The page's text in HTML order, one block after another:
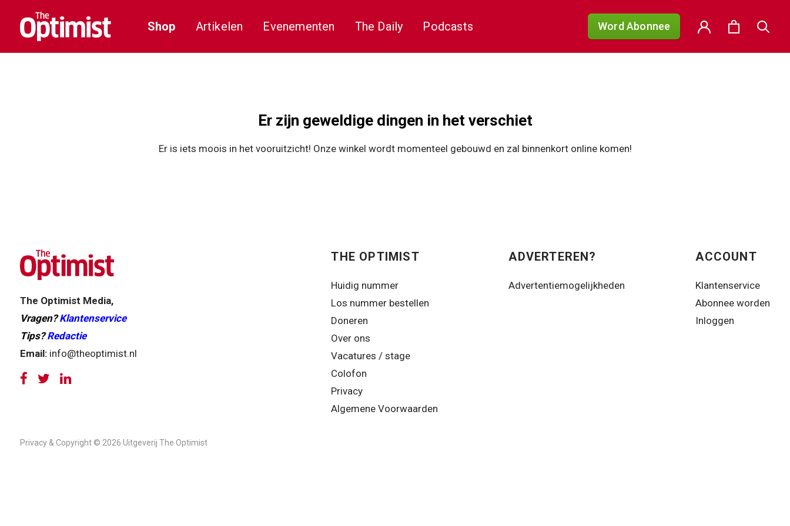
Shop Artikelen Evenementen The Daily Podcasts Word Abonnee
Er zijn geweldige dingen in het verschiet
Er is iets moois in het vooruitzicht! Onze winkel wordt momenteel gebouwd en zal binnenkort online komen!
The Optimist Media,
Vragen? Klantenservice
Tips? Redactie
Email: info@theoptimist.nl
THE OPTIMIST
Huidig nummer
Los nummer bestellen
Doneren
Over ons
Vacatures / stage
Colofon
Privacy
Algemene Voorwaarden
ADVERTEREN?
Advertentiemogelijkheden
ACCOUNT
Klantenservice
Abonnee worden
Inloggen
Privacy & Copyright © 2026 Uitgeverij The Optimist